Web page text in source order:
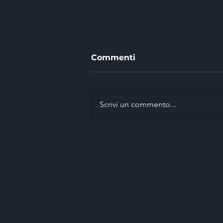
Commenti
Scrivi un commento...